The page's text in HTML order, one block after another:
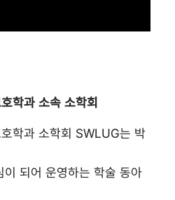
학과 소속 소학회
학과 소학회 SWLUG는 박
되어 운영하는 학술 동아